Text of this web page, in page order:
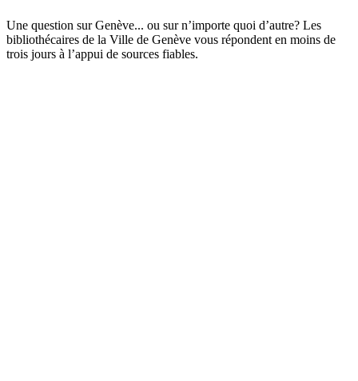
Une question sur Genève... ou sur n’importe quoi d’autre? Les
bibliothécaires de la Ville de Genève vous répondent en moins de
trois jours à l’appui de sources fiables.